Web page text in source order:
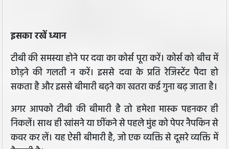
इसका रखें ध्यान
टीबी की समस्या होने पर दवा का कोर्स पूरा करें। कोर्स को बीच में
छोड़ने की गलती न करें। इससे दवा के प्रति रेजिस्टेंट पैदा हो
सकता है और इससे बीमारी बढ़ने का खतरा कई गुना बढ़ जाता है।
अगर आपको टीबी की बीमारी है तो हमेशा मास्क पहनकर ही
निकलें। साथ ही खांसने या छींकने से पहले मुंह को पेपर नैपकिन से
कवर कर लें। यह ऐसी बीमारी है, जो एक व्यक्ति से दूसरे व्यक्ति में